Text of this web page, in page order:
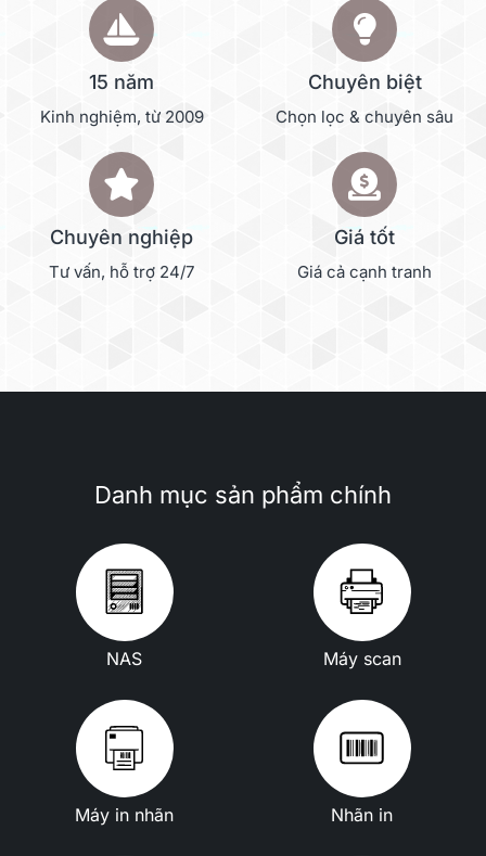
15 năm
Kinh nghiệm, từ 2009
Chuyên biệt
Chọn lọc & chuyên sâu
Chuyên nghiệp
Tư vấn, hỗ trợ 24/7
Giá tốt
Giá cả cạnh tranh
Danh mục sản phẩm chính
NAS Máy scan
Máy in nhãn Nhãn in